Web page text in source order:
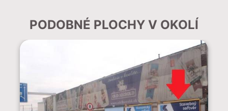
PODOBNÉ PLOCHY V OKOLÍ